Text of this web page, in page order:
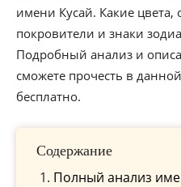
имени Кусай. Какие цвета,
покровители и знаки
Подробный анализ и
сможете прочесть в
бесплатно.
Содержание
Полный анализ